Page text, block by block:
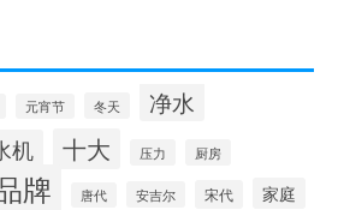
元宵节 冬天 净水
机 十大 压力 厨房
牌 唐代 安吉尔 宋代
家庭